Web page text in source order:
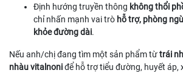
Định hướng truyền thông không thổi
chỉ nhấn mạnh vai trò hỗ trợ, phòng
khỏe đường dài.
Nếu anh/chị đang tìm một sản phẩm từtrái
nhàu vitalnoniđể hỗ trợ tiểu đường, huyết áp,